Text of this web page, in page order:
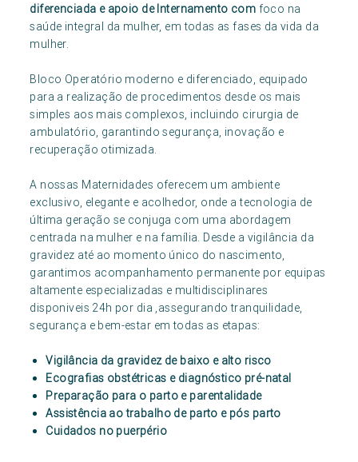
diferenciada e apoio de Internamento com foco na
saúde integral da mulher, em todas as fases da vida da
mulher.
Bloco Operatório moderno e diferenciado, equipado
para a realização de procedimentos desde os mais
simples aos mais complexos, incluindo cirurgia de
ambulatório, garantindo segurança, inovação e
recuperação otimizada.
A nossas Maternidades oferecem um ambiente
exclusivo, elegante e acolhedor, onde a tecnologia de
última geração se conjuga com uma abordagem
centrada na mulher e na família. Desde a vigilância da
gravidez até ao momento único do nascimento,
garantimos acompanhamento permanente por equipas
altamente especializadas e multidisciplinares
disponiveis 24h por dia ,assegurando tranquilidade,
segurança e bem-estar em todas as etapas:
Vigilância da gravidez de baixo e alto risco
Ecografias obstétricas e diagnóstico pré-natal
Preparação para o parto e parentalidade
Assistência ao trabalho de parto e pós parto
Cuidados no puerpério